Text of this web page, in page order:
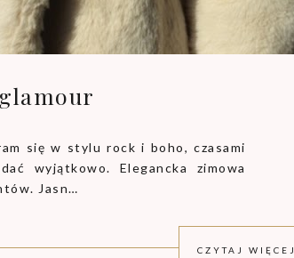
się w stylu rock i boho, czasami
wyjątkowo. Elegancka zimowa
Jasn…
CZYTAJ WIĘCEJ